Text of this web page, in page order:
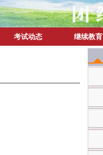
考试动态 继续教育